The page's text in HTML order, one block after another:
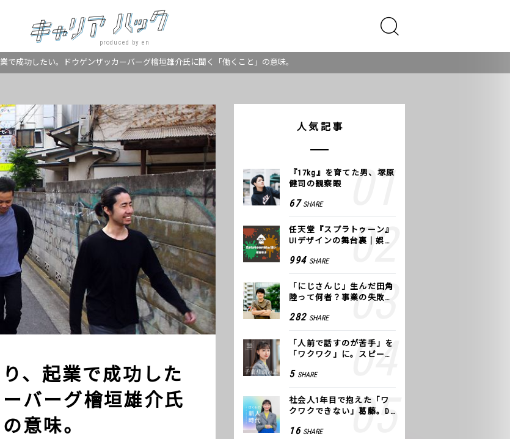
produced by en
で成功したい。ドウゲンザッカーバーグ檜垣雄介氏に聞く「働くこと」の意味。
、起業で成功した
バーグ檜垣雄介氏
意味。
人気記事
『17kg』を育てた男、塚原
健司の観察眼
67 SHARE
任天堂『スプラトゥーン』
UIデザインの舞台裏｜娯楽
994 SHARE
「にじさんじ」生んだ田角
陸って何者？事業の失敗
COLOR
282 SHARE
「人前で話すのが苦手」を
「ワクワク」に。スピーチ
方トレーニング」に込めた
5 SHARE
社会人1年目で抱えた「ワ
クワクできない」葛藤。De
つけた、私の生きる道
16 SHARE